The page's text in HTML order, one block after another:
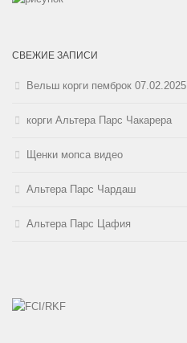
СВЕЖИЕ ЗАПИСИ
Вельш корги пемброк 07.02.2025
корги Альтера Парс Чакарера
Щенки мопса видео
Альтера Парс Чардаш
Альтера Парс Цафия